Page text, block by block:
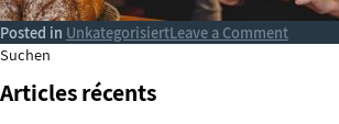
Posted in UnkategorisiertLeave a Commenton
Suchen
Articles récents